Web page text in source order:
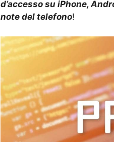
d’accesso su iPhone,
note del telefono!